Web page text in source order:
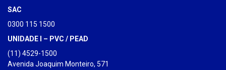
SAC
0300 115 1500
UNIDADE I – PVC / PEAD
(11) 4529-1500
Avenida Joaquim Monteiro, 571